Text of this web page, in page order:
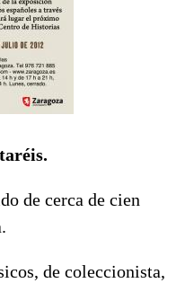
de cerca de cien
de coleccionista,